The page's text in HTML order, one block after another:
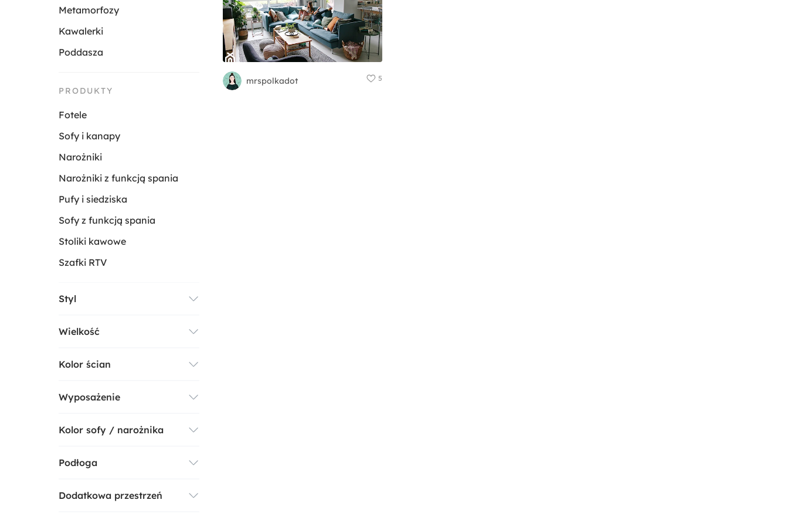
mrspolkadot 5
Metamorfozy
Kawalerki
Poddasza
PRODUKTY
Fotele
Sofy i kanapy
Narożniki
Narożniki z funkcją spania
Pufy i siedziska
Sofy z funkcją spania
Stoliki kawowe
Szafki RTV
Styl
Skandynawski
Wielkość
Duży
Kolor ścian
Biały
Wyposażenie
Z narożnikiem
Z fotelem
Kolor sofy / narożnika
Turkusowy
Podłoga
Jasne drewno
Dodatkowa przestrzeń